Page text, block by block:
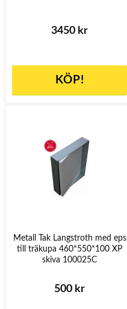
3450 kr
KÖP!
Metall Tak Langstroth med eps
till träkupa 460*550*100 XP
skiva 100025C
500 kr